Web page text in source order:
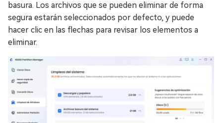
basura. Los archivos que se pueden eliminar de forma
segura estarán seleccionados por defecto, y puede
hacer clic en las flechas para revisar los elementos a
eliminar.